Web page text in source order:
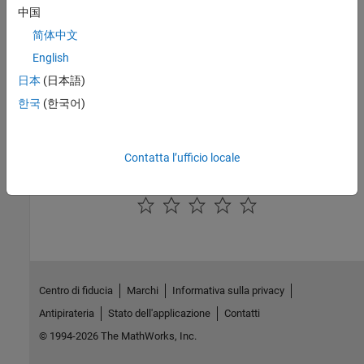
Description of how the
Aggiornamento alla versione più recente di Android Studio
Aggiornare Android Studio all'ultima versione disponibile per il
download.
中国
简体中文
English
日本 (日本語)
한국 (한국어)
Contatta l’ufficio locale
Centro di fiducia Marchi
Informativa sulla privacy
Antipirateria
Stato dell'applicazione
Contatti
© 1994-2026 The MathWorks, Inc.